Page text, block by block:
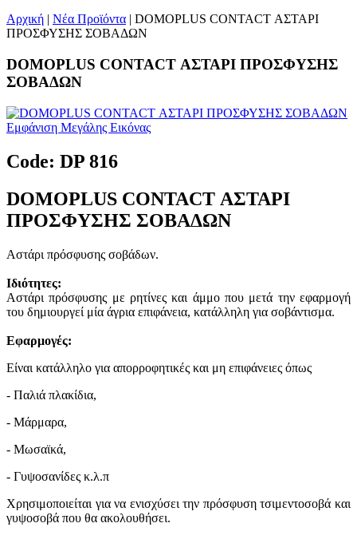
Αρχική | Νέα Προϊόντα | DOMOPLUS CONTACT ΑΣΤΑΡΙ
ΠΡΟΣΦΥΣΗΣ ΣΟΒΑΔΩΝ
DOMOPLUS CONTACT ΑΣΤΑΡΙ ΠΡΟΣΦΥΣΗΣ
ΣΟΒΑΔΩΝ
Εμφάνιση Μεγάλης Εικόνας
Code: DP 816
DOMOPLUS CONTACT ΑΣΤΑΡΙ
ΠΡΟΣΦΥΣΗΣ ΣΟΒΑΔΩΝ
Αστάρι πρόσφυσης σοβάδων.
Ιδιότητες:
Αστάρι πρόσφυσης με ρητίνες και άμμο που μετά την εφαρμογή
του δημιουργεί μία άγρια επιφάνεια, κατάλληλη για σοβάντισμα.
Εφαρμογές:
Είναι κατάλληλο για απορροφητικές και μη επιφάνειες όπως
- Παλιά πλακίδια,
- Μάρμαρα,
- Μωσαϊκά,
- Γυψοσανίδες κ.λ.π
Χρησιμοποιείται για να ενισχύσει την πρόσφυση τσιμεντοσοβά και
γυψοσοβά που θα ακολουθήσει.